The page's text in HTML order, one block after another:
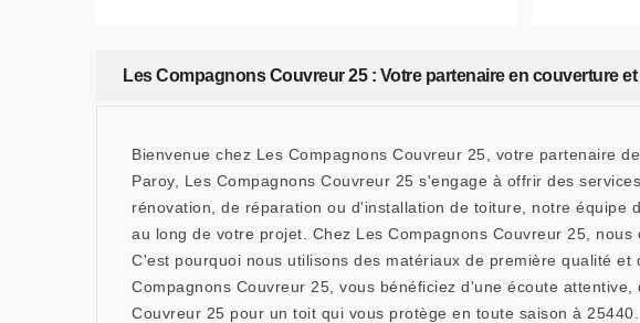
Les Compagnons Couvreur 25 : Votre partenaire en couverture et
Bienvenue chez Les Compagnons Couvreur 25, votre partenaire
Paroy, Les Compagnons Couvreur 25 s'engage à offrir des
rénovation, de réparation ou d'installation de toiture, notre équipe
au long de votre projet. Chez Les Compagnons Couvreur 25,
C'est pourquoi nous utilisons des matériaux de première qualité
Compagnons Couvreur 25, vous bénéficiez d'une écoute
Couvreur 25 pour un toit qui vous protège en toute saison à